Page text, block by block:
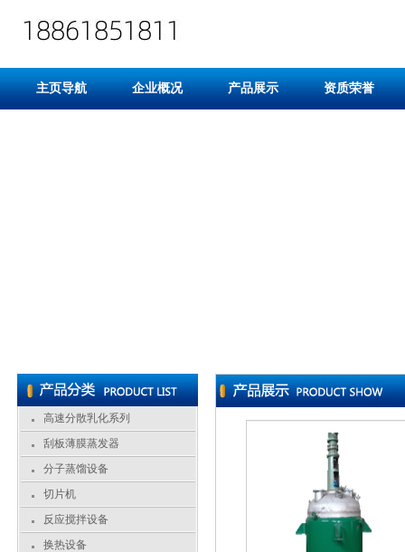
主页导航 企业概况 产品展示 资质荣誉
高速分散乳化系列
刮板薄膜蒸发器
分子蒸馏设备
切片机
反应搅拌设备
换热设备